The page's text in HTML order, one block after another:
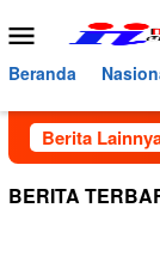
ke
konten
Menu
Mobile
Beranda
BeritaSepihak
BERITA